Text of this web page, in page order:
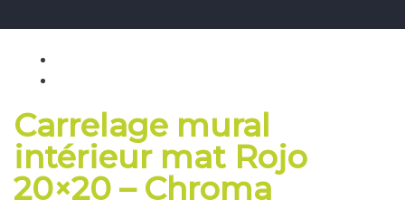
Carrelage mural
intérieur mat Rojo
20×20 – Chroma